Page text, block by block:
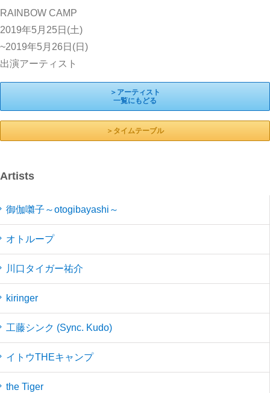
RAINBOW CAMP
2019年5月25日(土)
~2019年5月26日(日)
出演アーティスト
＞アーティスト
一覧にもどる
＞タイムテーブル
Artists
御伽囃子～otogibayashi～
オトループ
川口タイガー祐介
kiringer
工藤シンク (Sync. Kudo)
イトウTHEキャンプ
the Tiger